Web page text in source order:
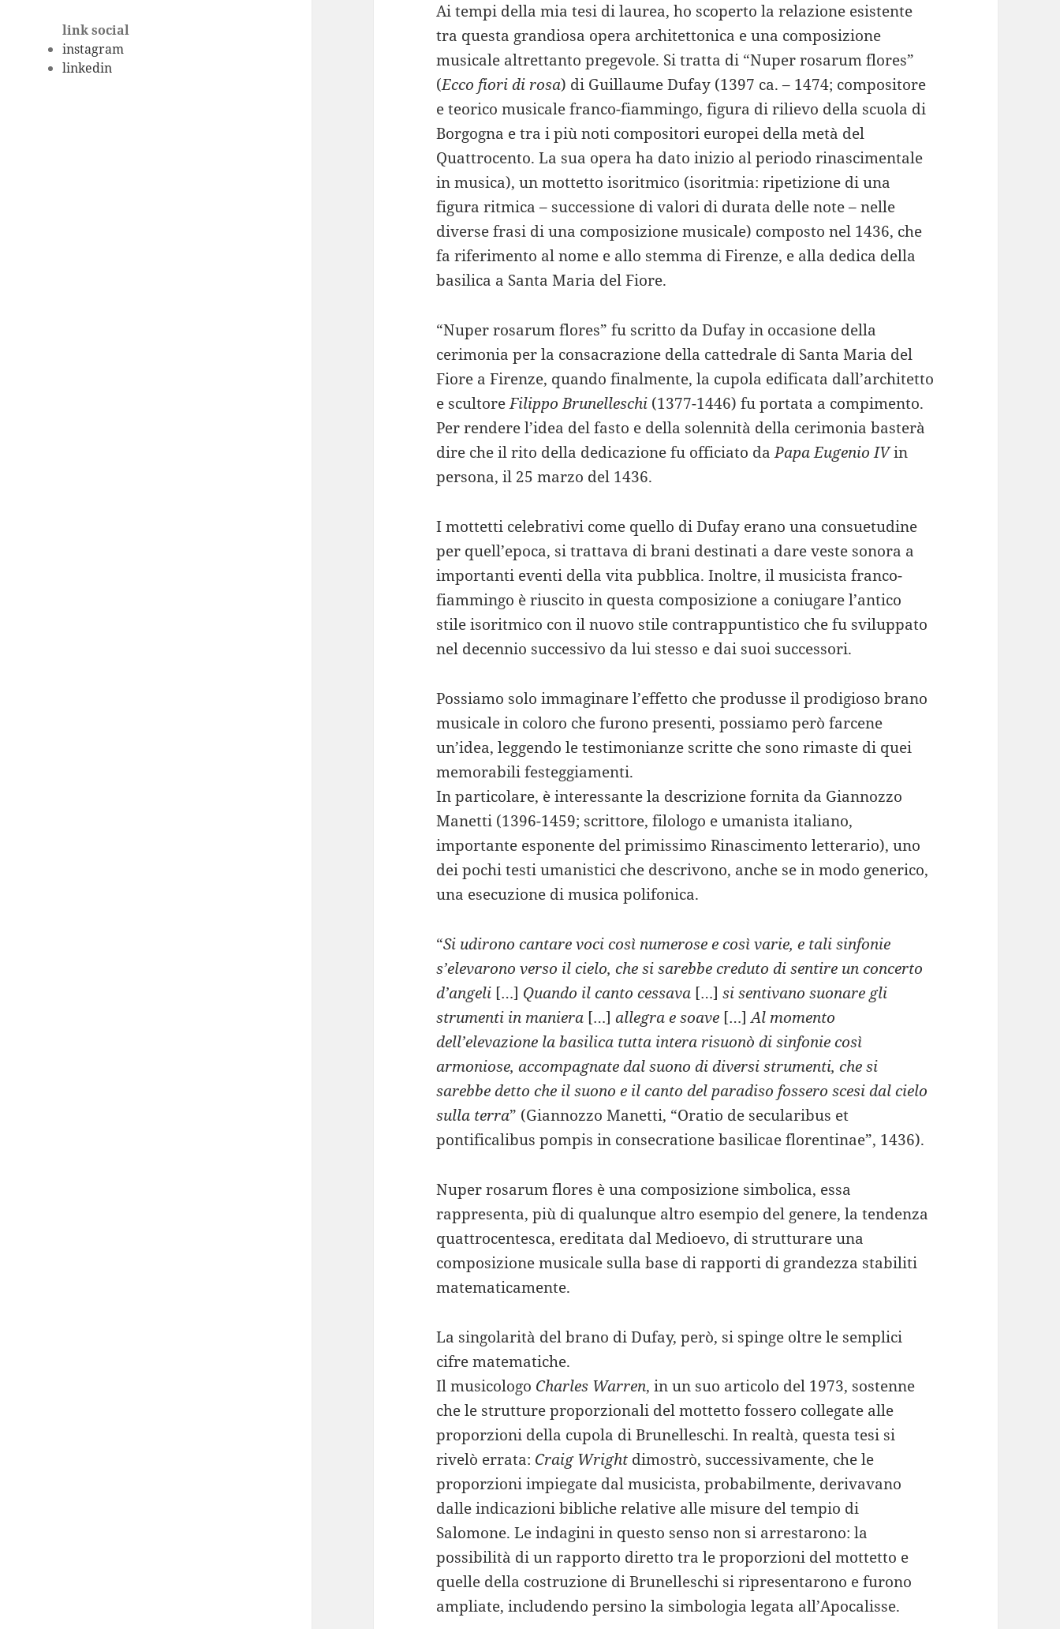
link social
instagram
linkedin
Ai tempi della mia tesi di laurea, ho scoperto la relazione esistente
tra questa grandiosa opera architettonica e una composizione
musicale altrettanto pregevole. Si tratta di “Nuper rosarum flores”
(Ecco fiori di rosa) di Guillaume Dufay (1397 ca. – 1474; compositore
e teorico musicale franco-fiammingo, figura di rilievo della scuola di
Borgogna e tra i più noti compositori europei della metà del
Quattrocento. La sua opera ha dato inizio al periodo rinascimentale
in musica), un mottetto isoritmico (isoritmia: ripetizione di una
figura ritmica – successione di valori di durata delle note – nelle
diverse frasi di una composizione musicale) composto nel 1436, che
fa riferimento al nome e allo stemma di Firenze, e alla dedica della
basilica a Santa Maria del Fiore.
“Nuper rosarum flores” fu scritto da Dufay in occasione della
cerimonia per la consacrazione della cattedrale di Santa Maria del
Fiore a Firenze, quando finalmente, la cupola edificata dall’architetto
e scultoreFilippo Brunelleschi (1377-1446) fu portata a compimento.
Per rendere l’idea del fasto e della solennità della cerimonia basterà
dire che il rito della dedicazione fu officiato daPapa Eugenio IVin
persona, il 25 marzo del 1436.
I mottetti celebrativi come quello di Dufay erano una consuetudine
per quell’epoca, si trattava di brani destinati a dare veste sonora a
importanti eventi della vita pubblica. Inoltre, il musicista franco-
fiammingo è riuscito in questa composizione a coniugare l’antico
stile isoritmico con il nuovo stile contrappuntistico che fu sviluppato
nel decennio successivo da lui stesso e dai suoi successori.
Possiamo solo immaginare l’effetto che produsse il prodigioso brano
musicale in coloro che furono presenti, possiamo però farcene
un’idea, leggendo le testimonianze scritte che sono rimaste di quei
memorabili festeggiamenti.
In particolare, è interessante la descrizione fornita da Giannozzo
Manetti (1396-1459; scrittore, filologo e umanista italiano,
importante esponente del primissimo Rinascimento letterario), uno
dei pochi testi umanistici che descrivono, anche se in modo generico,
una esecuzione di musica polifonica.
“Si udirono cantare voci così numerose e così varie, e tali sinfonie
s’elevarono verso il cielo, che si sarebbe creduto di sentire un concerto
d’angeli […] Quando il canto cessava […]si sentivano suonare gli
strumenti in maniera […]allegra e soave […]Al momento
dell’elevazione la basilica tutta intera risuonò di sinfonie così
armoniose, accompagnate dal suono di diversi strumenti, che si
sarebbe detto che il suono e il canto del paradiso fossero scesi dal cielo
sulla terra” (Giannozzo Manetti, “Oratio de secularibus et
pontificalibus pompis in consecratione basilicae florentinae”, 1436).
Nuper rosarum flores è una composizione simbolica, essa
rappresenta, più di qualunque altro esempio del genere, la tendenza
quattrocentesca, ereditata dal Medioevo, di strutturare una
composizione musicale sulla base di rapporti di grandezza stabiliti
matematicamente.
La singolarità del brano di Dufay, però, si spinge oltre le semplici
cifre matematiche.
Il musicologo Charles Warren, in un suo articolo del 1973, sostenne
che le strutture proporzionali del mottetto fossero collegate alle
proporzioni della cupola di Brunelleschi. In realtà, questa tesi si
rivelò errata: Craig Wright dimostrò, successivamente, che le
proporzioni impiegate dal musicista, probabilmente, derivavano
dalle indicazioni bibliche relative alle misure del tempio di
Salomone. Le indagini in questo senso non si arrestarono: la
possibilità di un rapporto diretto tra le proporzioni del mottetto e
quelle della costruzione di Brunelleschi si ripresentarono e furono
ampliate, includendo persino la simbologia legata all’Apocalisse.